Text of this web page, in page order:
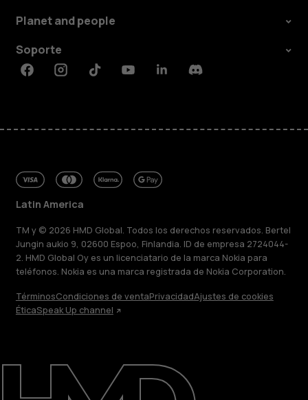
Reparar, reutilizar, reciclar
Sostenibilidad
Planet and people
Soporte
FacebookInstagramTiktokYoutubeLinkedinDiscord
Latin America
TM y © 2026 HMD Global. Todos los derechos reservados. Bertel
Jungin aukio 9, 02600 Espoo, Finlandia. ID de empresa 2724044-
2. HMD Global Oy es un licenciatario de la marca Nokia para
teléfonos. Nokia es una marca registrada de Nokia Corporation.
TérminosCondiciones de ventaPrivacidadAjustes de cookies
ÉticaSpeak Up channel